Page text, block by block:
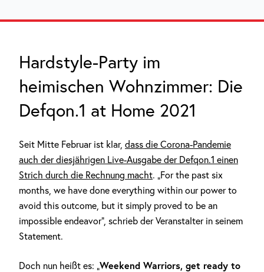
Hardstyle-Party im
heimischen Wohnzimmer: Die
Defqon.1 at Home 2021
Seit Mitte Februar ist klar, dass die Corona-Pandemie
auch der diesjährigen Live-Ausgabe der Defqon.1 einen
Strich durch die Rechnung macht. „For the past six
months, we have done everything within our power to
avoid this outcome, but it simply proved to be an
impossible endeavor“, schrieb der Veranstalter in seinem
Statement.
Doch nun heißt es: „Weekend Warriors, get ready to